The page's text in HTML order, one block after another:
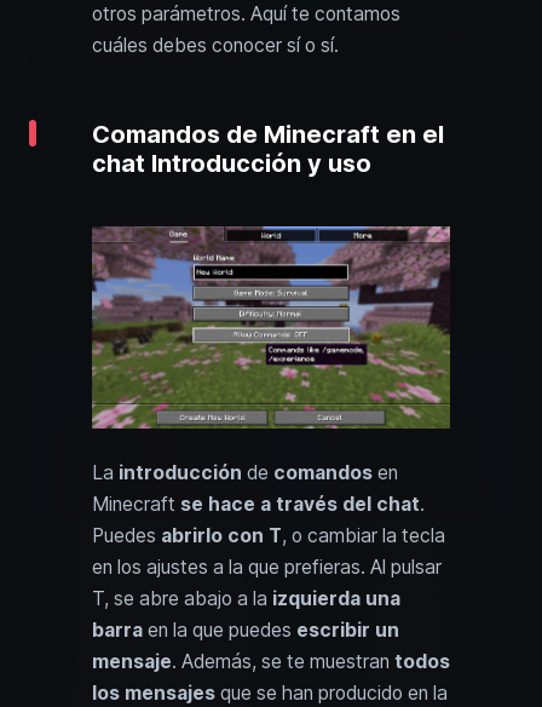
otros parámetros. Aquí te contamos
cuáles debes conocer sí o sí.
Comandos de Minecraft en el
chat Introducción y uso
La introducción de comandos en
Minecraft se hace a través del chat.
Puedes abrirlo con T, o cambiar la tecla
en los ajustes a la que prefieras. Al pulsar
T, se abre abajo a la izquierda una
barra en la que puedes escribir un
mensaje. Además, se te muestran todos
los mensajes que se han producido en la